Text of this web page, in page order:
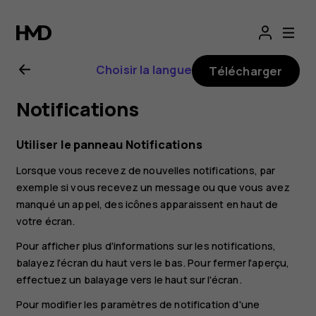
Guide
de
l'utilisateur
Nokia
G21
Choisir la langue Télécharger
Notifications
Utiliser le panneau Notifications
Lorsque vous recevez de nouvelles notifications, par
exemple si vous recevez un message ou que vous avez
manqué un appel, des icônes apparaissent en haut de
votre écran.
Pour afficher plus d'informations sur les notifications,
balayez l'écran du haut vers le bas. Pour fermer l'aperçu,
effectuez un balayage vers le haut sur l'écran.
Pour modifier les paramètres de notification d'une